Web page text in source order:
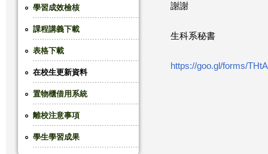
學習成效檢核
課程講義下載
表格下載
在校生更新資料
置物櫃借用系統
離校注意事項
學生學習成果
謝謝
生科系秘書
https://goo.gl/forms/